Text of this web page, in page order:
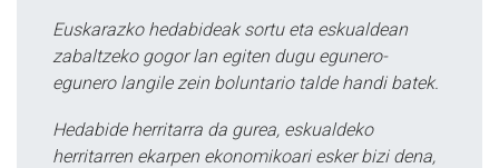
Euskarazko hedabideak sortu eta eskualdean
zabaltzeko gogor lan egiten dugu egunero-
egunero langile zein boluntario talde handi batek.
Hedabide herritarra da gurea, eskualdeko
herritarren ekarpen ekonomikoari esker bizi dena,